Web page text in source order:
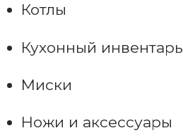
Котлы
Кухонный инвентарь
Миски
Ножи и аксессуары